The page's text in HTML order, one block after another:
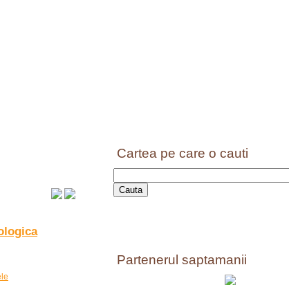
Cartea pe care o cauti
Partenerul saptamanii